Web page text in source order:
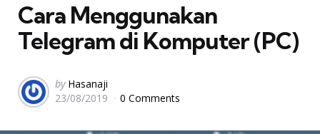
Cara Menggunakan
Telegram di Komputer (PC)
Posted
by
by Hasanaji
23/08/2019
0 Comments